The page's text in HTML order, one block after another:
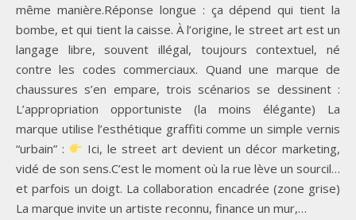
même manière.Réponse longue : ça dépend qui tient la
bombe, et qui tient la caisse. À l’origine, le street art est un
langage libre, souvent illégal, toujours contextuel, né
contre les codes commerciaux. Quand une marque de
chaussures s’en empare, trois scénarios se dessinent :
L’appropriation opportuniste (la moins élégante) La
marque utilise l’esthétique graffiti comme un simple vernis
“urbain” :
Ici, le street art devient un décor marketing,
vidé de son sens.C’est le moment où la rue lève un sourcil…
et parfois un doigt. La collaboration encadrée (zone grise)
La marque invite un artiste reconnu, finance un mur,…